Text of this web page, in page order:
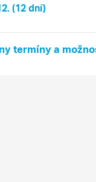
(12 dní)
termíny a